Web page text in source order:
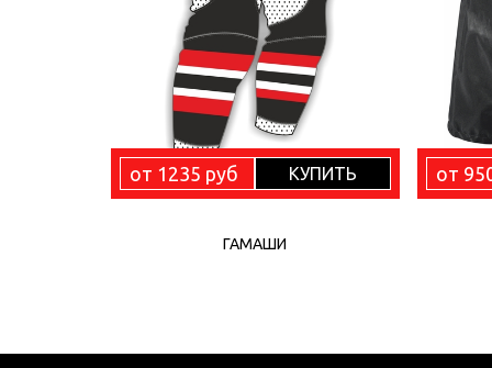
от 1235 руб КУПИТЬ
ГАМАШИ
от